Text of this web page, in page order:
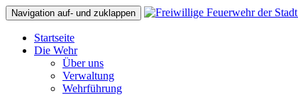
Navigation auf- und zuklappen
Startseite
Die Wehr
Über uns
Verwaltung
Wehrführung